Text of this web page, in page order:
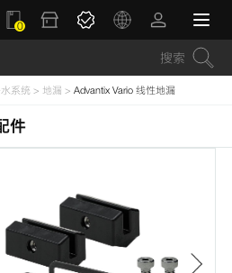
0
系统 > 地漏 >Advantix Vario 线性地漏
件